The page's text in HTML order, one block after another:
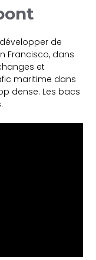
de
Francisco, dans
et
maritime dans
dense. Les bacs